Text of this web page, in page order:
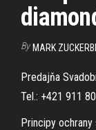
By MARK
Predajňa
Tel.: +421 911
Principy